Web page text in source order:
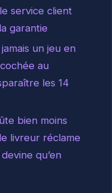
service client
garantie
un jeu en
au
les 14
bien moins
livreur réclame
qu’en